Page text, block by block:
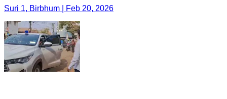
Suri 1, Birbhum | Feb 20, 2026